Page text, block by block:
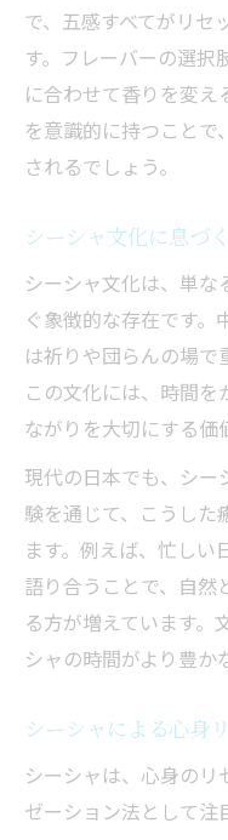
で、五感すべてがリセ
す。フレーバーの選択
に合わせて香りを変え
を意識的に持つことで
されるでしょう。
シーシャ文化に息づ
シーシャ文化は、単
ぐ象徴的な存在です。
は祈りや団らんの場で
この文化には、時間
ながりを大切にする価
現代の日本でも、シ
験を通じて、こうした
ます。例えば、忙しい
語り合うことで、自然
る方が増えています。
シャの時間がより豊か
シーシャによる心身
シーシャは、心身の
ゼーション法として注